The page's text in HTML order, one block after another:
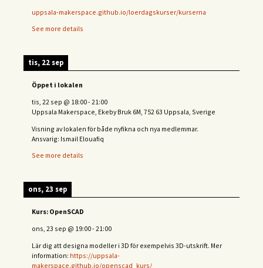
uppsala-makerspace.github.io/loerdagskurser/kurserna
See more details
tis, 22 sep
Öppet i lokalen
tis, 22 sep @ 18:00-21:00
Uppsala Makerspace, Ekeby Bruk 6M, 752 63 Uppsala, Sverige
Visning av lokalen för både nyfikna och nya medlemmar.
Ansvarig: Ismail Elouafiq
See more details
ons, 23 sep
Kurs: OpenSCAD
ons, 23 sep @ 19:00-21:00
Lär dig att designa modeller i 3D för exempelvis 3D-utskrift. Mer
information: https://uppsala-
makerspace.github.io/openscad_kurs/